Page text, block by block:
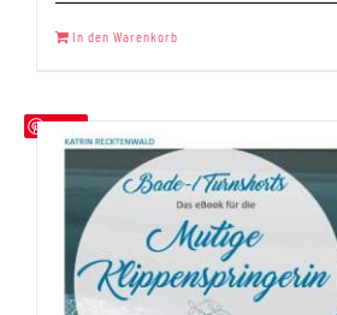
In den Warenkorb
Save